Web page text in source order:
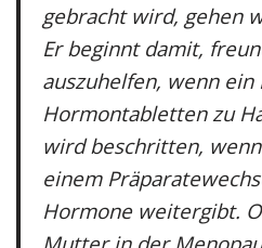
gebracht wird, gehen
Er beginnt damit,
auszuhelfen, wenn ein
Hormontabletten zu
wird beschritten,
einem
Hormone weitergibt.